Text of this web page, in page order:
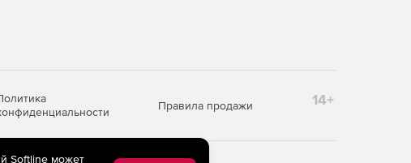
Правила продажи 14+
Softline может